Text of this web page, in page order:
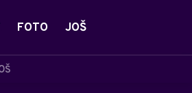
FOTO JOŠ